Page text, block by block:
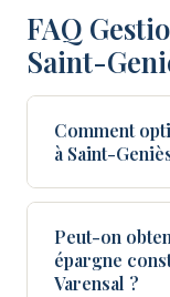
FAQ
Saint-
Comment
à Saint-
Peut-on
épargne
Varensal ?